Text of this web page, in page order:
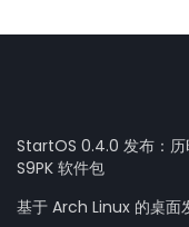
StartOS 0.4.0 发布：历
S9PK 软件包
基于 Arch Linux 的桌面